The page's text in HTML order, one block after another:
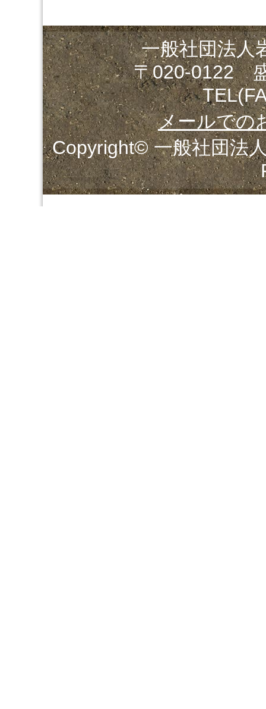
一般社団法人
〒020-0122
メールでの
Copyright© 一般社団法